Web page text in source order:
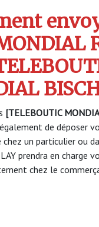
[TELEBOUTIC
de déposer
chez un particulier ou
prendra en charge
chez le